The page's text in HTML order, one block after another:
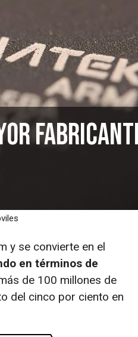
y se convierte en el
en términos de
de 100 millones de
del cinco por ciento en